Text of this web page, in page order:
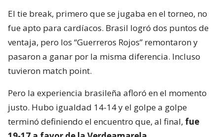
El tie break, primero que se jugaba en el torneo, no
fue apto para cardíacos. Brasil logró dos puntos de
ventaja, pero los “Guerreros Rojos” remontaron y
pasaron a ganar por la misma diferencia. Incluso
tuvieron match point.
Pero la experiencia brasileña afloró en el momento
justo. Hubo igualdad 14-14 y el golpe a golpe
terminó definiendo el encuentro que, al final, fue